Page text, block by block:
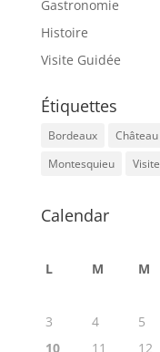
Gastronomie
Histoire
Visite Guidée
Étiquettes
Bordeaux Château
Montesquieu
Visite
Calendar
L M M
3
4 5
10
11 12